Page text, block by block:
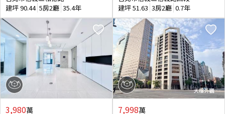
建坪90.44 5房2廳 35.4年
3,980萬
建坪51.63 3房2廳 0.7年
7,998萬